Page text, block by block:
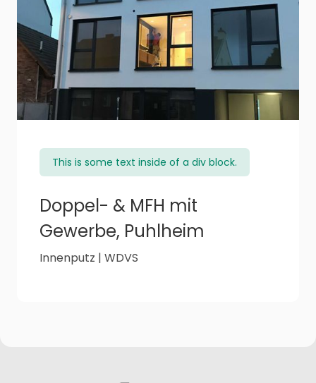
This is some text inside of a div block.
Doppel- & MFH mit
Gewerbe, Puhlheim
Innenputz | WDVS